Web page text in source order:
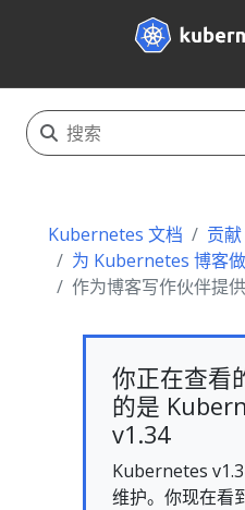
Kubernetes 文档
贡献
为 Kubernetes 博客
作为博客写作伙伴提
你正在查看
的是
v1.34
Kubernetes
维护。你现在看